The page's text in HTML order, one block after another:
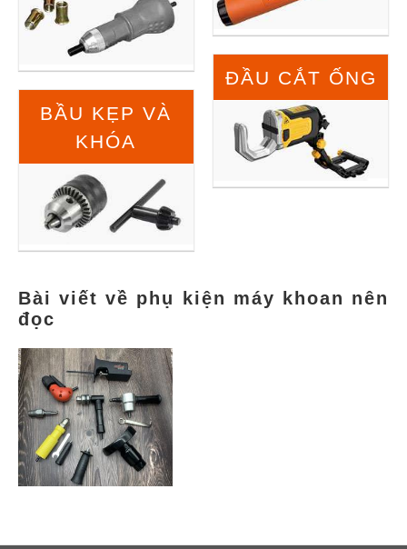
BẦU KẸP VÀ
KHÓA
ĐẦU CẮT ỐNG
Bài viết về phụ kiện máy khoan nên
đọc